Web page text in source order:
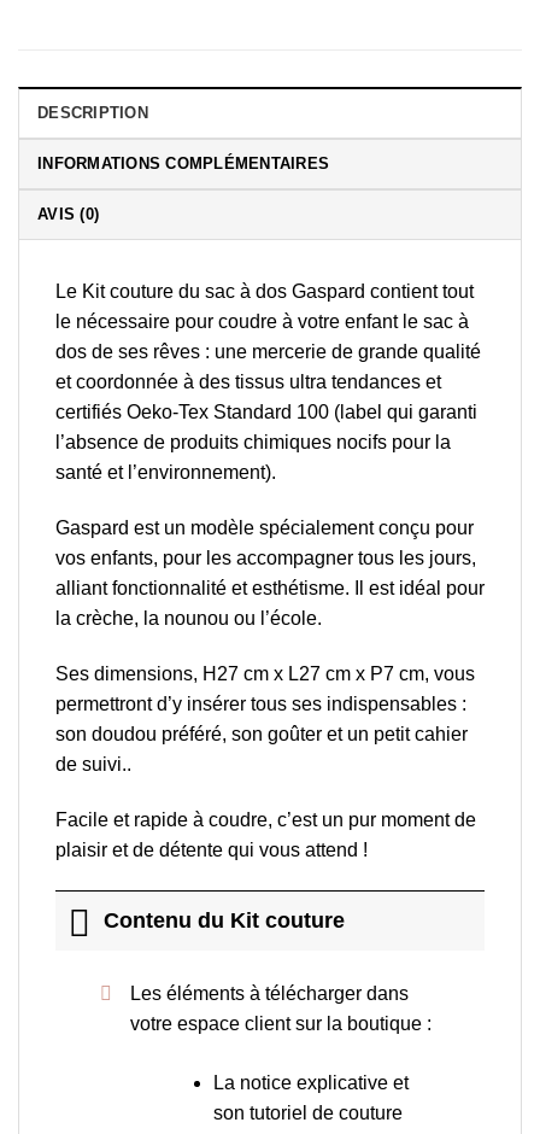
DESCRIPTION
INFORMATIONS COMPLÉMENTAIRES
AVIS (0)
Le Kit couture du sac à dos Gaspard contient tout
le nécessaire pour coudre à votre enfant le sac à
dos de ses rêves : une mercerie de grande qualité
et coordonnée à des tissus ultra tendances et
certifiés Oeko-Tex Standard 100 (label qui garanti
l’absence de produits chimiques nocifs pour la
santé et l’environnement).
Gaspard est un modèle spécialement conçu pour
vos enfants, pour les accompagner tous les jours,
alliant fonctionnalité et esthétisme. Il est idéal pour
la crèche, la nounou ou l’école.
Ses dimensions, H27 cm x L27 cm x P7 cm, vous
permettront d’y insérer tous ses indispensables :
son doudou préféré, son goûter et un petit cahier
de suivi..
Facile et rapide à coudre, c’est un pur moment de
plaisir et de détente qui vous attend !
Contenu du Kit couture
Les éléments à télécharger dans
votre espace client sur la boutique :
La notice explicative et
son tutoriel de couture